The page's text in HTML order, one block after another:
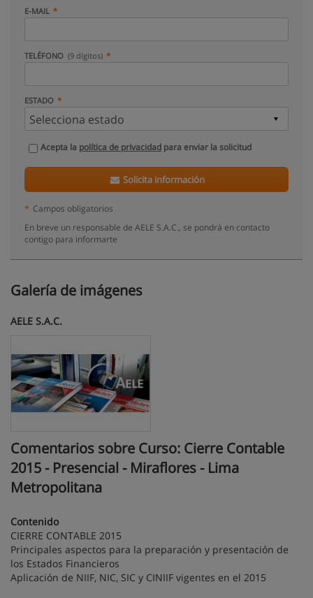
E-MAIL
TELÉFONO (9 dígitos)
ESTADO
Acepta la política de privacidad para enviar la solicitud
Solicita información
* Campos obligatorios
En breve un responsable de AELE S.A.C., se pondrá en contacto
contigo para informarte
Galería de imágenes
AELE S.A.C.
Comentarios sobre Curso: Cierre Contable
2015 - Presencial - Miraflores - Lima
Metropolitana
Contenido
CIERRE CONTABLE 2015
Principales aspectos para la preparación y presentación de
los Estados Financieros
Aplicación de NIIF, NIC, SIC y CINIIF vigentes en el 2015